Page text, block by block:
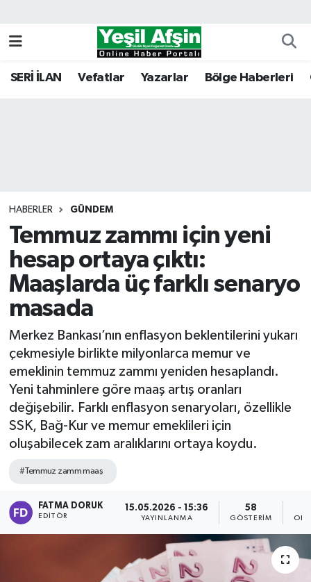
SERİ İLAN Vefatlar Yazarlar Bölge Haberleri
HABERLER GÜNDEM
Temmuz zammı için yeni
hesap ortaya çıktı:
Maaşlarda üç farklı senaryo
masada
Merkez Bankası’nın enflasyon beklentilerini yukarı
çekmesiyle birlikte milyonlarca memur ve
emeklinin temmuz zammı yeniden hesaplandı.
Yeni tahminlere göre maaş artış oranları
değişebilir. Farklı enflasyon senaryoları, özellikle
SSK, Bağ-Kur ve memur emeklileri için
oluşabilecek zam aralıklarını ortaya koydu.
#Temmuz zamm maaş
FATMA DORUK
EDITÖR
15.05.2026 - 15:36
YAYINLANMA
58
GÖSTERIM
Kahramanmaraş Nöbetçi Eczaneler
Tüm Manşetler
Son Dakika Haberleri
Haber Arşivi